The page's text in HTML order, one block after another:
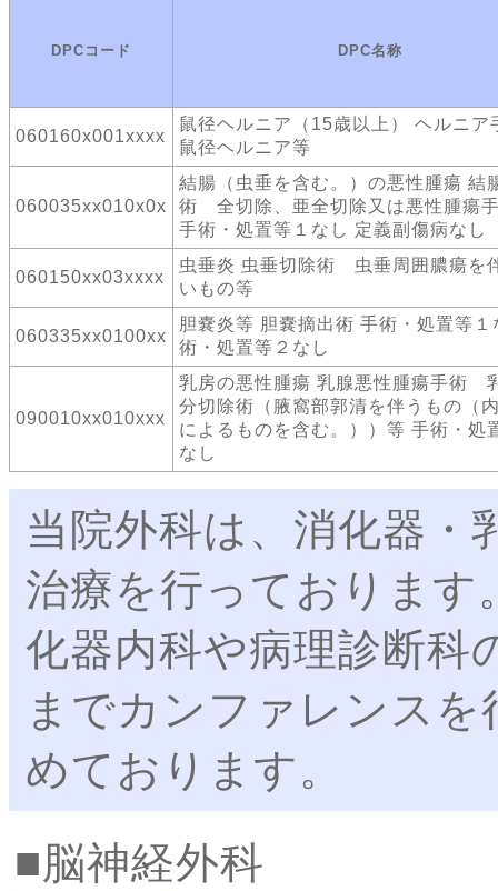
DPCコード DPC名称
060160x001xxxx
鼠径ヘルニア（15歳以上） ヘルニ
鼠径ヘルニア等
060035xx010x0x
結腸（虫垂を含む。）の悪性腫瘍 結
術 全切除、亜全切除又は悪性腫瘍
手術・処置等１なし 定義副傷病なし
060150xx03xxxx
虫垂炎 虫垂切除術 虫垂周囲膿瘍を
いもの等
060335xx0100xx
胆嚢炎等 胆嚢摘出術 手術・処置等１
術・処置等２なし
090010xx010xxx
乳房の悪性腫瘍 乳腺悪性腫瘍手術
分切除術（腋窩部郭清を伴うもの（
によるものを含む。））等 手術・処
なし
当院外科は、消化器・
治療を行っております
化器内科や病理診断科
までカンファレンス
めております。
脳神経外科